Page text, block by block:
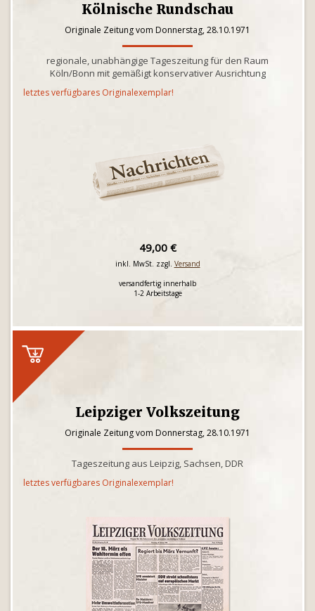
Kölnische Rundschau
Originale Zeitung vom Donnerstag, 28.10.1971
regionale, unabhängige Tageszeitung für den Raum
Köln/Bonn mit gemäßigt konservativer Ausrichtung
letztes verfügbares Originalexemplar!
49,00 €
inkl. MwSt. zzgl. Versand
versandfertig innerhalb
1-2 Arbeitstage
Leipziger Volkszeitung
Originale Zeitung vom Donnerstag, 28.10.1971
Tageszeitung aus Leipzig, Sachsen, DDR
letztes verfügbares Originalexemplar!